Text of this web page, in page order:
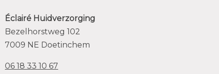
Éclairé Huidverzorging
Bezelhorstweg 102
7009 NE Doetinchem
06 18 33 10 67